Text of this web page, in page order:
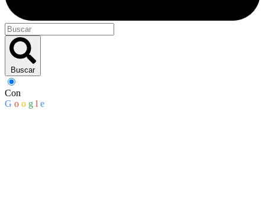
Buscar
Con
G o o g l e